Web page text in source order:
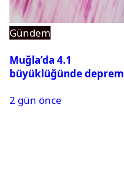
Gündem
Muğla’da 4.1
büyüklüğünde deprem
2 gün önce